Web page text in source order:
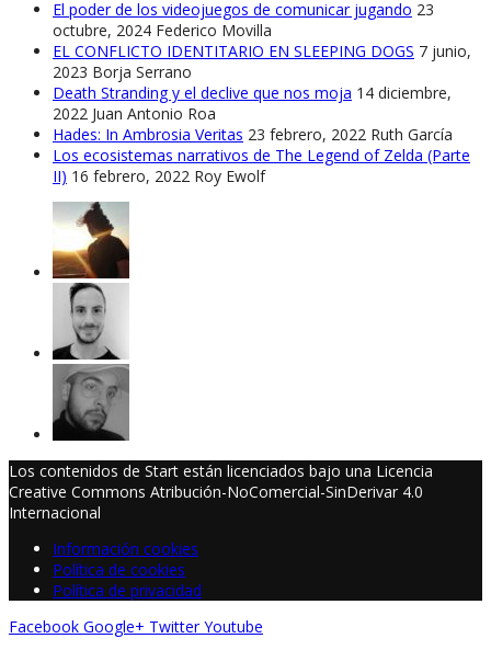
El poder de los videojuegos de comunicar jugando 23
octubre, 2024 Federico Movilla
EL CONFLICTO IDENTITARIO EN SLEEPING DOGS 7 junio,
2023 Borja Serrano
Death Stranding y el declive que nos moja 14 diciembre,
2022 Juan Antonio Roa
Hades: In Ambrosia Veritas 23 febrero, 2022 Ruth García
Los ecosistemas narrativos de The Legend of Zelda (Parte
II) 16 febrero, 2022 Roy Ewolf
Los contenidos de Start están licenciados bajo una Licencia
Creative Commons Atribución-NoComercial-SinDerivar 4.0
Internacional
Información cookies
Política de cookies
Política de privacidad
Facebook Google+ Twitter Youtube